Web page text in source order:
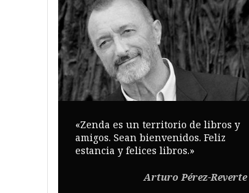
«Zenda es un territorio de libros y
amigos. Sean bienvenidos. Feliz
estancia y felices libros.»
Arturo Pérez-Reverte